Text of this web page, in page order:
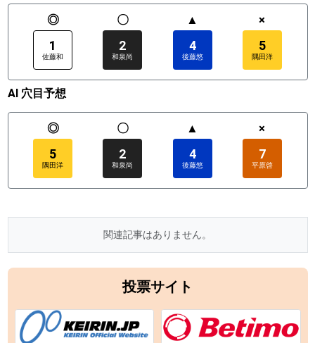
◎
1
佐藤和
〇
2
和泉尚
▲
4
後藤悠
×
5
隅田洋
AI 穴目予想
◎
5
隅田洋
〇
2
和泉尚
▲
4
後藤悠
×
7
平原啓
関連記事はありません。
投票サイト